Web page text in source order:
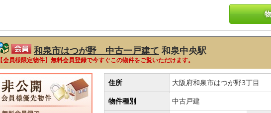
和泉市はつが野 中古一戸建て 和泉中央駅
【会員様限定物件】無料会員登録で今すぐこの物件をご覧いただけます。
住所
大阪府和泉市はつが野3丁目
物件種別
中古戸建